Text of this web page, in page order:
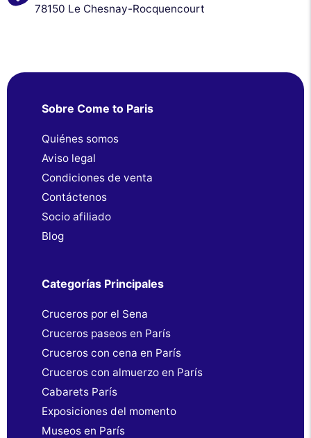
78150 Le Chesnay-Rocquencourt
Sobre Come to Paris
Quiénes somos
Aviso legal
Condiciones de venta
Contáctenos
Socio afiliado
Blog
Categorías Principales
Cruceros por el Sena
Cruceros paseos en París
Cruceros con cena en París
Cruceros con almuerzo en París
Cabarets París
Exposiciones del momento
Museos en París